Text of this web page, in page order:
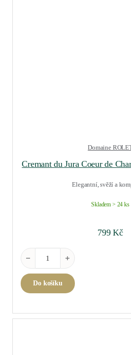
Domaine
Cremant du Jura Coeur de
Elegantní, svěží a
Skladem > 24 ks
799Kč
Cremant du Jura Coeur de
Do košíku